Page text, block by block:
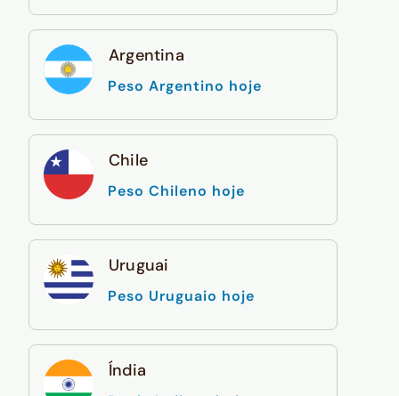
Argentina
Peso Argentino hoje
Chile
Peso Chileno hoje
Uruguai
Peso Uruguaio hoje
Índia